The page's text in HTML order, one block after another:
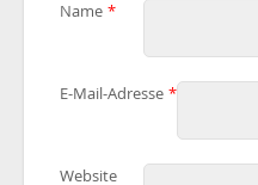
Name *
E-Mail-Adresse *
Website